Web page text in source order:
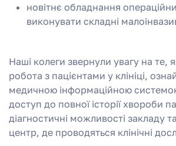
новітнє обладнання
виконувати складні
Наші колеги звернули увагу на те,
робота з пацієнтами у клініці,
медичною інформаційною
доступ до повної історії хвороби
діагностичні можливості закладу
центр, де проводяться клінічні